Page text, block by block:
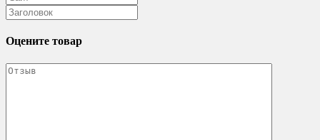
Оцените товар